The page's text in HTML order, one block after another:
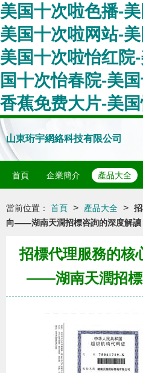
美国十次啦色播-
美国十次啦网站-
美国十次啦怡红院
国十次怡春院-美
香蕉免费大片-美
山東珩宇網絡科技有限公司
首頁 企業簡介 產品大全
當前位置： 首頁 > 產品大全 >
向——湖南天潤招標咨詢的深度解讀
招標代理服務的核
——湖南天潤招標